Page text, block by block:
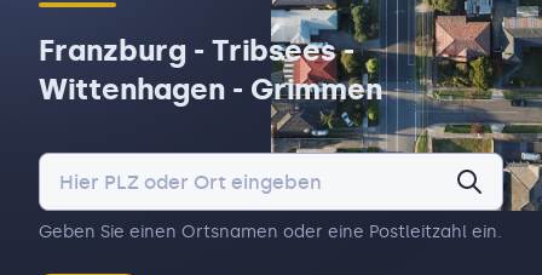
Franzburg - Tribsees -
Wittenhagen - Grimmen
Geben Sie einen Ortsnamen oder eine Postleitzahl ein.